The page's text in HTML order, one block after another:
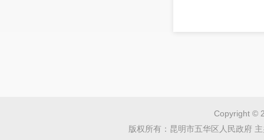
Copyright ©
版权所有：昆明市五华区人民政府